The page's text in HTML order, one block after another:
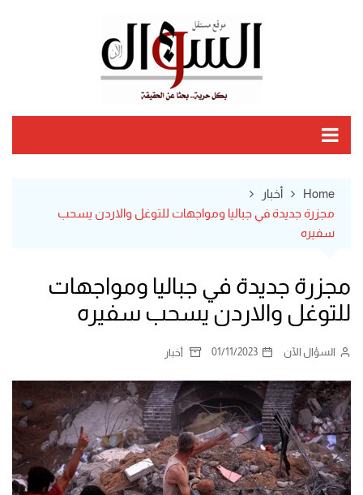
Home
أخبار
مجزرة جديدة في جباليا ومواجهات للتوغل والاردن يسحب
سفيره
مجزرة جديدة في جباليا ومواجهات
للتوغل والاردن يسحب سفيره
السؤال الآن 01/11/2023 أخبار